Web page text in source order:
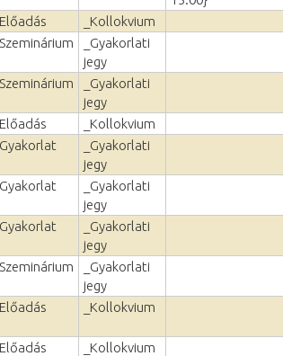
_Előadás
_Kollokvium
_Szeminárium
_Gyakorlati
jegy
_Szeminárium
_Gyakorlati
jegy
_Előadás
_Kollokvium
_Gyakorlat
_Gyakorlati
jegy
_Gyakorlat
_Gyakorlati
jegy
_Gyakorlat
_Gyakorlati
jegy
_Szeminárium
_Gyakorlati
jegy
_Előadás _Kollokvium
_Előadás
_Kollokvium